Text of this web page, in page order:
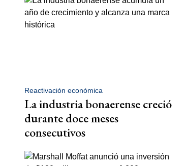
Reactivación económica
La industria bonaerense creció
durante doce meses
consecutivos